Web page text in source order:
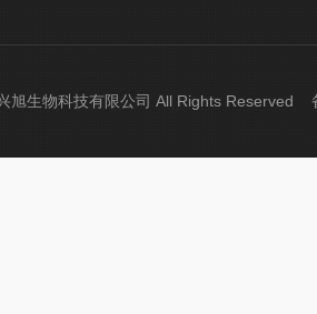
旭生物科技有限公司 All Rights Reserved